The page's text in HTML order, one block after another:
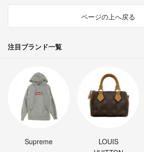
ページの上へ戻る
注目ブランド一覧
Supreme
LOUIS